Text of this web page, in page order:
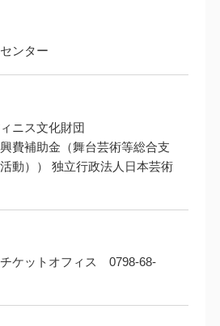
ンター
ニス文化財団
費補助金（舞台芸術等総合支
動）） 独立行政法人日本芸術
ケットオフィス 0798-68-